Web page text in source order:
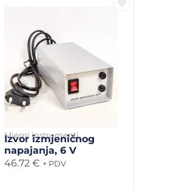
Mjerni instrumenti
Izvor izmjeničnog
napajanja, 6 V
46.72 € + PDV